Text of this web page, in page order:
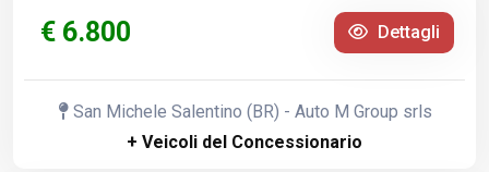
€ 6.800 Dettagli
San Michele Salentino (BR) - Auto M Group srls
+ Veicoli del Concessionario